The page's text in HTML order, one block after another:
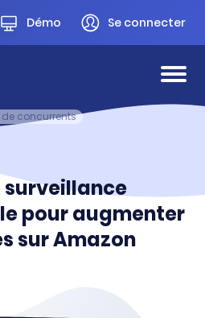
Démo Se connecter
de concurrents
surveillance
pour augmenter
sur Amazon